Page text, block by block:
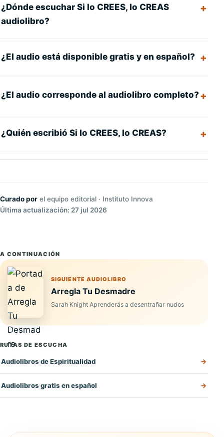
¿Dónde escuchar Si lo CREES, lo CREAS
audiolibro?
¿El audio está disponible gratis y en español?
¿El audio corresponde al audiolibro completo?
¿Quién escribió Si lo CREES, lo CREAS?
Curado por el equipo editorial · Instituto Innova
Última actualización: 27 jul 2026
A CONTINUACIÓN
SIGUIENTE AUDIOLIBRO
Arregla Tu Desmadre
Sarah Knight Aprenderás a desentrañar nudos
RUTAS DE ESCUCHA
Audiolibros de Espiritualidad
Audiolibros gratis en español